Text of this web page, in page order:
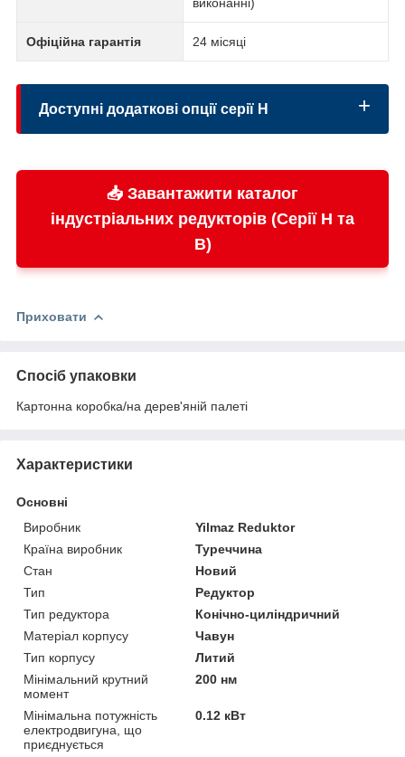
Офіційна гарантія 24 місяці
Доступні додаткові опції серії H
Системи охолодження:
Системи підігріву:
Контроль параметрів:
📥 Завантажити каталог
індустріальних редукторів (Серії H та
B)
Приховати
Спосіб упаковки
Картонна коробка/на дерев'яній палеті
Характеристики
Основні
Виробник
Yilmaz Reduktor
Країна виробник
Туреччина
Стан
Новий
Тип
Редуктор
Тип редуктора
Конічно-циліндричний
Матеріал корпусу
Чавун
Тип корпусу
Литий
Мінімальний крутний
момент
200 нм
Мінімальна потужність
електродвигуна, що
приєднується
0.12 кВт